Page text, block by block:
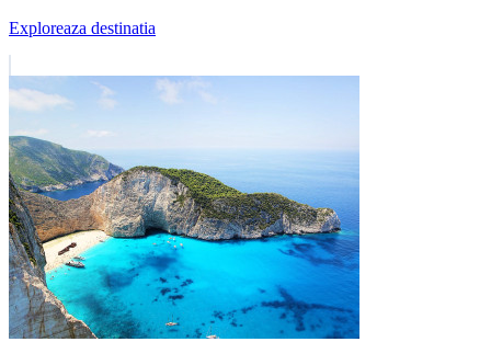
Exploreaza destinatia